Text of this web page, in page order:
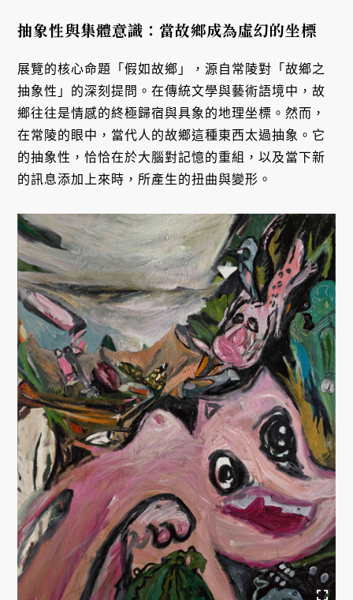
抽象性與集體意識：當故鄉成為虛幻的坐標
展覽的核心命題「假如故鄉」，源自常陵對「故鄉之
抽象性」的深刻提問。在傳統文學與藝術語境中，故
鄉往往是情感的終極歸宿與具象的地理坐標。然而，
在常陵的眼中，當代人的故鄉這種東西太過抽象。它
的抽象性，恰恰在於大腦對記憶的重組，以及當下新
的訊息添加上來時，所產生的扭曲與變形。